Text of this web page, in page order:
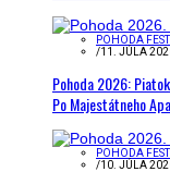
POHODA
/11. JÚLA
Pohoda 2026:
Po Majestátneho
POHODA
/10. JÚLA